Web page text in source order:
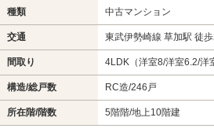
種類 中古マンション
交通 東武伊勢崎線 草加駅 徒
間取り 4LDK（洋室8/洋室6.2/洋
構造/総戸数 RC造/246戸
所在階/階数 5階階/地上10階建